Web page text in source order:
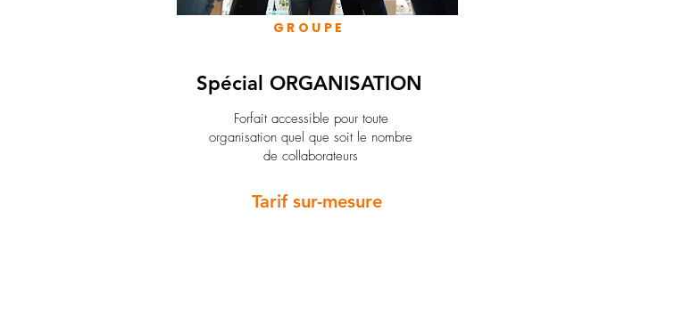
GROUPE
Spécial ORGANISATION
Forfait accessible pour toute
organisation quel que soit le nombre
de collaborateurs
Tarif sur-mesure